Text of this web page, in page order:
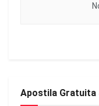
Apostila Gratuita